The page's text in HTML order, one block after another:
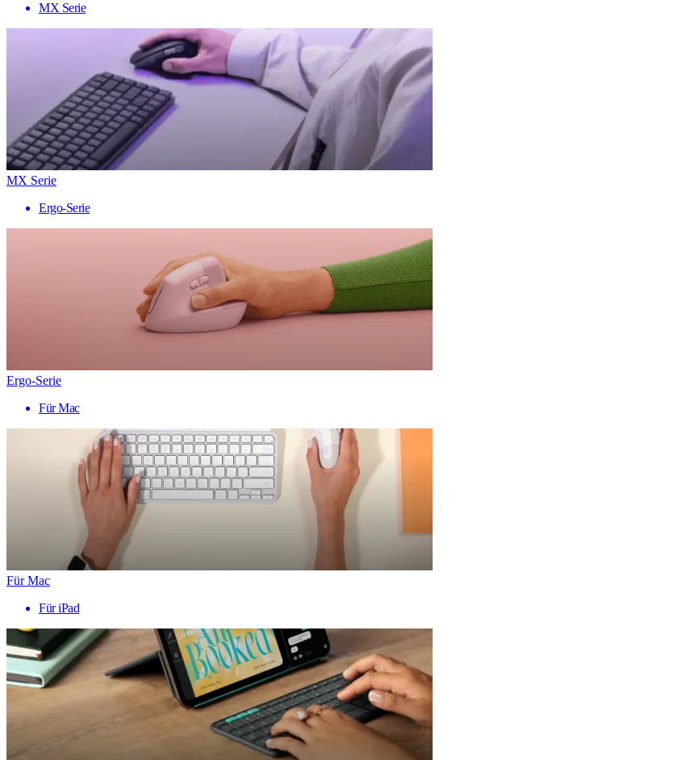
MX Serie
MX Serie
Ergo-Serie
Ergo-Serie
Für Mac
Für Mac
Für iPad